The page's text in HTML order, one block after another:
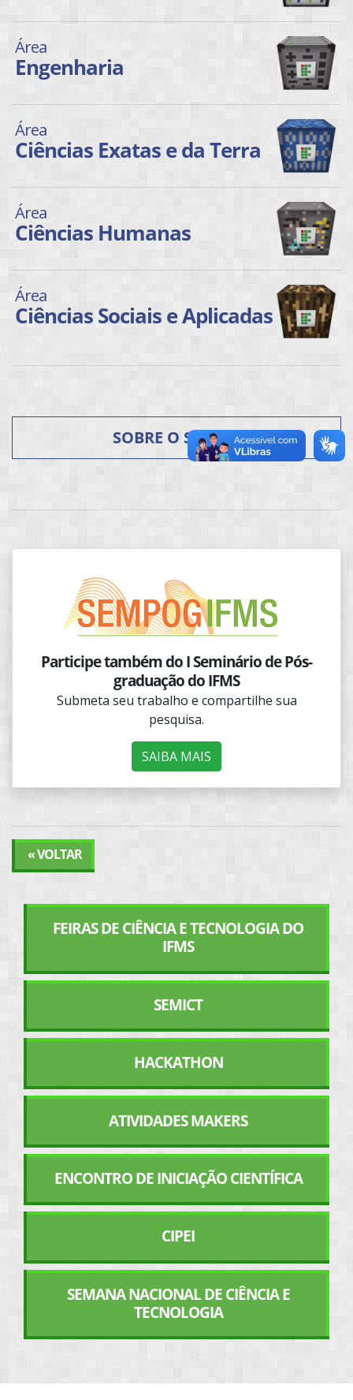
Área
Engenharia
Área
Ciências Exatas e da Terra
Área
Ciências Humanas
Área
Ciências Sociais e Aplicadas
SOBRE O SEMICT
Participe também do I Seminário de Pós-
graduação do IFMS
Submeta seu trabalho e compartilhe sua
pesquisa.
SAIBA MAIS
« VOLTAR
FEIRAS DE CIÊNCIA E TECNOLOGIA DO
IFMS
SEMICT
HACKATHON
ATIVIDADES MAKERS
ENCONTRO DE INICIAÇÃO CIENTÍFICA
CIPEI
SEMANA NACIONAL DE CIÊNCIA E
TECNOLOGIA